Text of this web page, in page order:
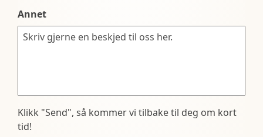
Annet
Klikk "Send", så kommer vi tilbake til deg om kort
tid!